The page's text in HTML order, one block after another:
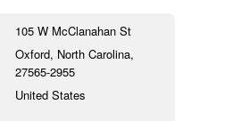
105 W McClanahan St
Oxford, North Carolina,
27565-2955
United States